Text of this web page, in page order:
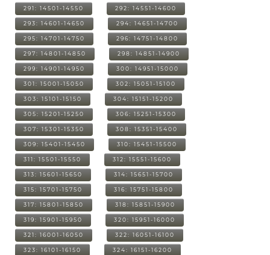
291: 14501-14550 292: 14551-14600
293: 14601-14650 294: 14651-14700
295: 14701-14750 296: 14751-14800
297: 14801-14850 298: 14851-14900
299: 14901-14950 300: 14951-15000
301: 15001-15050 302: 15051-15100
303: 15101-15150 304: 15151-15200
305: 15201-15250 306: 15251-15300
307: 15301-15350 308: 15351-15400
309: 15401-15450 310: 15451-15500
311: 15501-15550 312: 15551-15600
313: 15601-15650 314: 15651-15700
315: 15701-15750 316: 15751-15800
317: 15801-15850 318: 15851-15900
319: 15901-15950 320: 15951-16000
321: 16001-16050 322: 16051-16100
323: 16101-16150 324: 16151-16200